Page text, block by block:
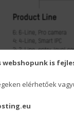
webshopunk is
elérhetőek